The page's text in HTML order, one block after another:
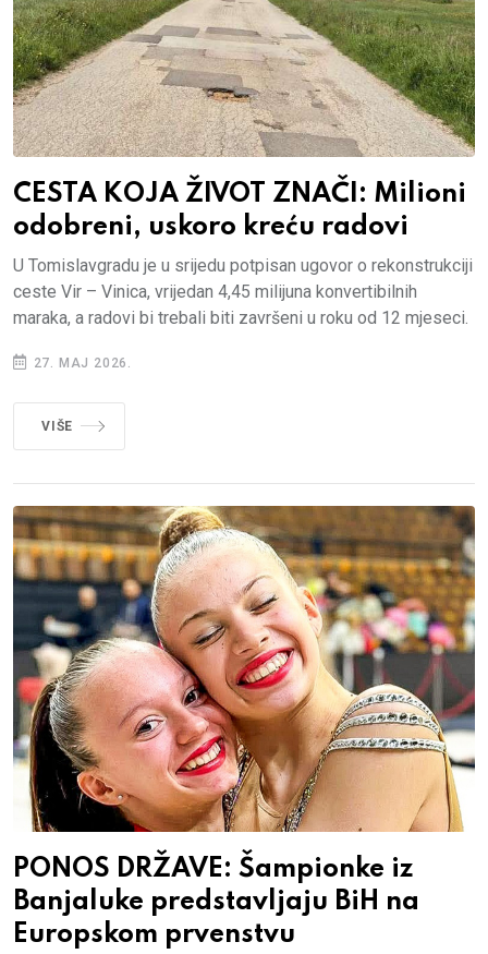
CESTA KOJA ŽIVOT ZNAČI: Milioni
odobreni, uskoro kreću radovi
U Tomislavgradu je u srijedu potpisan ugovor o rekonstrukciji
ceste Vir – Vinica, vrijedan 4,45 milijuna konvertibilnih
maraka, a radovi bi trebali biti završeni u roku od 12 mjeseci.
27. MAJ 2026.
VIŠE
PONOS DRŽAVE: Šampionke iz
Banjaluke predstavljaju BiH na
Europskom prvenstvu